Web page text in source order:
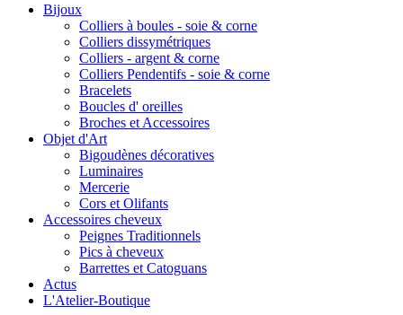
Bijoux
Colliers à boules - soie & corne
Colliers dissymétriques
Colliers - argent & corne
Colliers Pendentifs - soie & corne
Bracelets
Boucles d' oreilles
Broches et Accessoires
Objet d'Art
Bigoudènes décoratives
Luminaires
Mercerie
Cors et Olifants
Accessoires cheveux
Peignes Traditionnels
Pics à cheveux
Barrettes et Catoguans
Actus
L'Atelier-Boutique